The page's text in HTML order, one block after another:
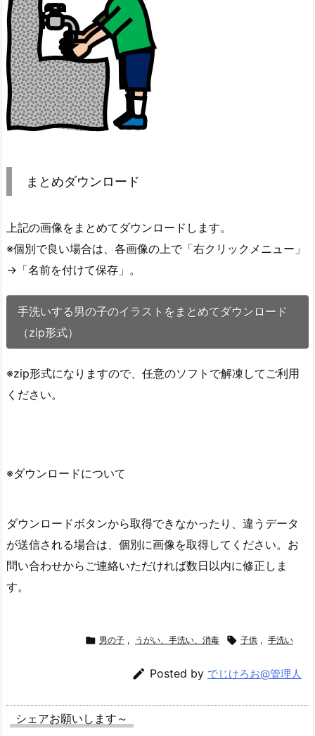
まとめダウンロード
上記の画像をまとめてダウンロードします。
※個別で良い場合は、各画像の上で「右クリックメニュー」
→「名前を付けて保存」。
手洗いする男の子のイラストをまとめてダウンロード
（zip形式）
※zip形式になりますので、任意のソフトで解凍してご利用
ください。
※ダウンロードについて
ダウンロードボタンから取得できなかったり、違うデータ
が送信される場合は、個別に画像を取得してください。お
問い合わせからご連絡いただければ数日以内に修正しま
す。
 男の子 , うがい、手洗い、消毒  子供 , 手洗い
 Posted by でじけろお@管理人
シェアお願いします～